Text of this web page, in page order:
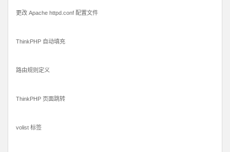
更改 Apache httpd.conf 配置文件
ThinkPHP 自动填充
路由规则定义
ThinkPHP 页面跳转
volist 标签